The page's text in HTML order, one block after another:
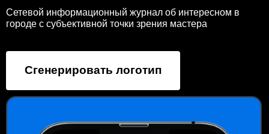
Сетевой информационный журнал об интересном в
городе с субъективной точки зрения мастера
Сгенерировать логотип